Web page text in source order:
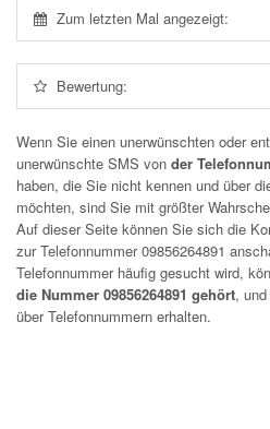
Zum letzten Mal angezeigt:
Bewertung:
Wenn Sie einen unerwünschten oder
unerwünschte SMS von der
haben, die Sie nicht kennen und über
möchten, sind Sie mit größter
Auf dieser Seite können Sie sich die
zur Telefonnummer09856264891
Telefonnummer häufig gesucht wird,
die Nummer 09856264891 gehört,
über Telefonnummern erhalten.